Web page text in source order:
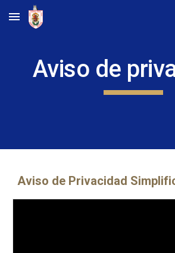
Skip to main content
Aviso de
Aviso de Privacidad